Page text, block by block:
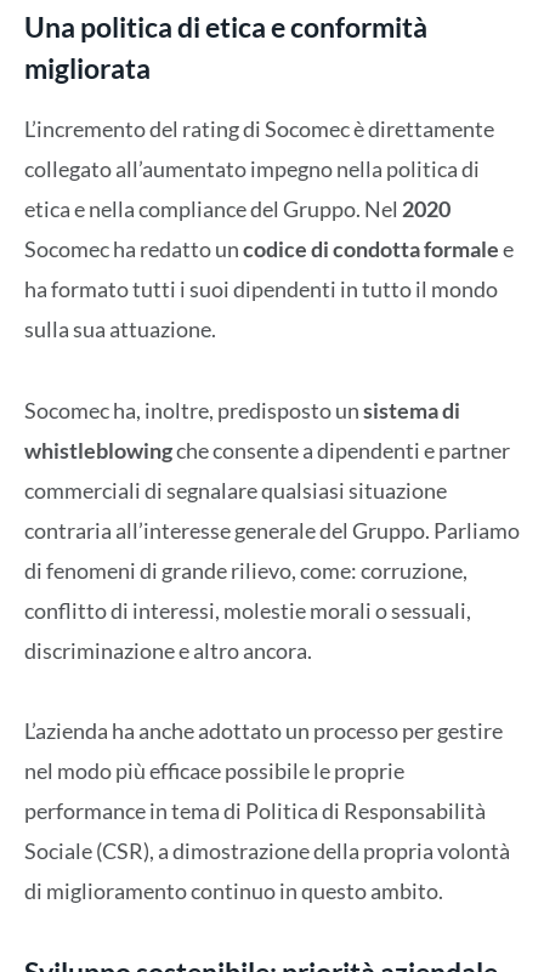
Una politica di etica e conformità
migliorata
L’incremento del rating di Socomec è direttamente
collegato all’aumentato impegno nella politica di
etica e nella compliance del Gruppo. Nel 2020
Socomec ha redatto uncodice di condotta formalee
ha formato tutti i suoi dipendenti in tutto il mondo
sulla sua attuazione.
Socomec ha, inoltre, predisposto unsistema di
whistleblowingche consente a dipendenti e partner
commerciali di segnalare qualsiasi situazione
contraria all’interesse generale del Gruppo. Parliamo
di fenomeni di grande rilievo, come: corruzione,
conflitto di interessi, molestie morali o sessuali,
discriminazione e altro ancora.
L’azienda ha anche adottato un processo per gestire
nel modo più efficace possibile le proprie
performance in tema di Politica di Responsabilità
Sociale (CSR), a dimostrazione della propria volontà
di miglioramento continuo in questo ambito.